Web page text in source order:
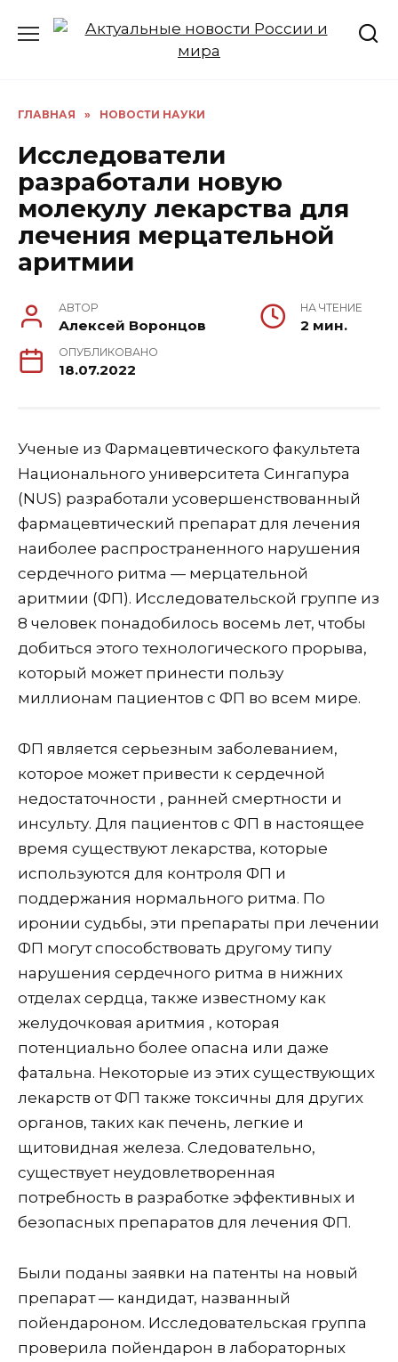
ГЛАВНАЯ » НОВОСТИ НАУКИ
Исследователи
разработали новую
молекулу лекарства для
лечения мерцательной
аритмии
АВТОР
Алексей Воронцов
НА ЧТЕНИЕ
2 мин.
ОПУБЛИКОВАНО
18.07.2022
Ученые из Фармацевтического факультета
Национального университета Сингапура
(NUS) разработали усовершенствованный
фармацевтический препарат для лечения
наиболее распространенного нарушения
сердечного ритма — мерцательной
аритмии (ФП). Исследовательской группе из
8 человек понадобилось восемь лет, чтобы
добиться этого технологического прорыва,
который может принести пользу
миллионам пациентов с ФП во всем мире.
ФП является серьезным заболеванием,
которое может привести к сердечной
недостаточности , ранней смертности и
инсульту. Для пациентов с ФП в настоящее
время существуют лекарства, которые
используются для контроля ФП и
поддержания нормального ритма. По
иронии судьбы, эти препараты при лечении
ФП могут способствовать другому типу
нарушения сердечного ритма в нижних
отделах сердца, также известному как
желудочковая аритмия , которая
потенциально более опасна или даже
фатальна. Некоторые из этих существующих
лекарств от ФП также токсичны для других
органов, таких как печень, легкие и
щитовидная железа. Следовательно,
существует неудовлетворенная
потребность в разработке эффективных и
безопасных препаратов для лечения ФП.
Были поданы заявки на патенты на новый
препарат — кандидат, названный
пойендароном. Исследовательская группа
проверила пойендарон в лабораторных